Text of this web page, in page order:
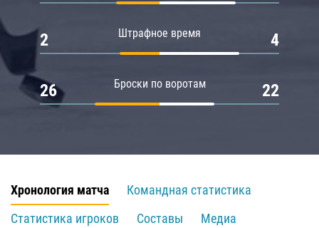
Штрафное время
2 4
Броски по воротам
26 22
Хронология матча
Командная статистика
Статистика игроков
Составы
Медиа